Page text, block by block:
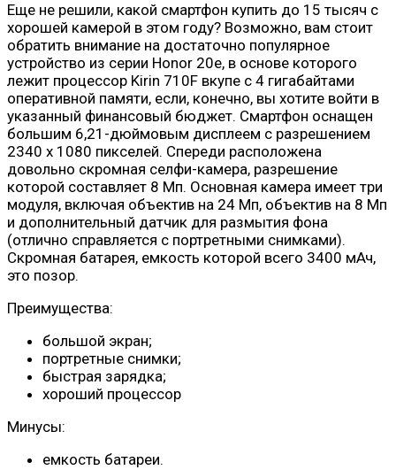
Еще не решили, какой смартфон купить до 15 тысяч с
хорошей камерой в этом году? Возможно, вам стоит
обратить внимание на достаточно популярное
устройство из серии Honor 20e, в основе которого
лежит процессор Kirin 710F вкупе с 4 гигабайтами
оперативной памяти, если, конечно, вы хотите войти в
указанный финансовый бюджет. Смартфон оснащен
большим 6,21-дюймовым дисплеем с разрешением
2340 x 1080 пикселей. Спереди расположена
довольно скромная селфи-камера, разрешение
которой составляет 8 Мп. Основная камера имеет три
модуля, включая объектив на 24 Мп, объектив на 8 Мп
и дополнительный датчик для размытия фона
(отлично справляется с портретными снимками).
Скромная батарея, емкость которой всего 3400 мАч,
это позор.
Преимущества:
большой экран;
портретные снимки;
быстрая зарядка;
хороший процессор
Минусы:
емкость батареи.